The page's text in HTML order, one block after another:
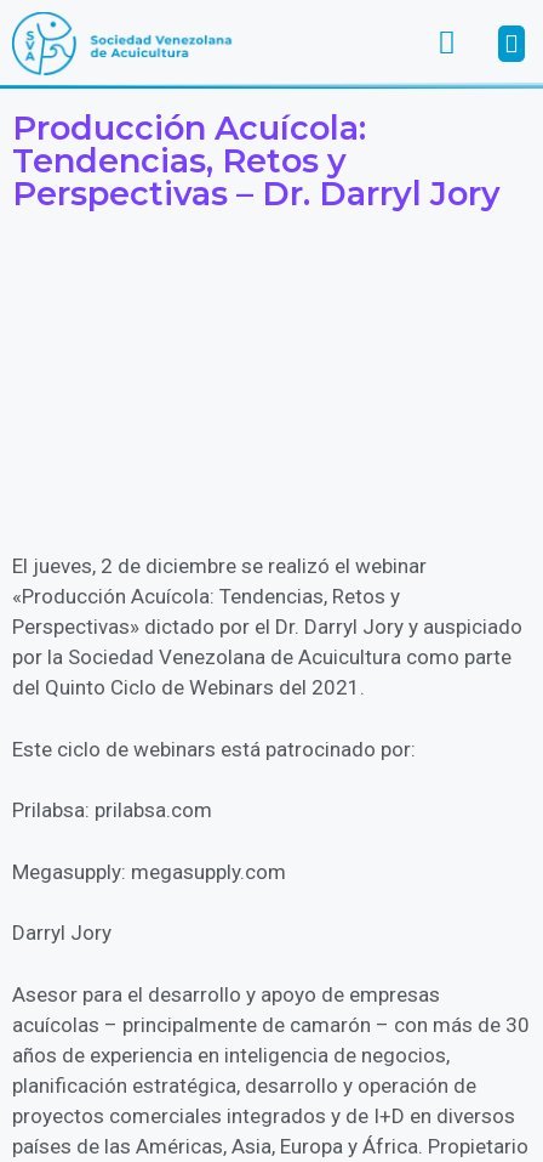
Producción Acuícola:
Tendencias, Retos y
Perspectivas – Dr. Darryl Jory
El jueves, 2 de diciembre se realizó el webinar
«Producción Acuícola: Tendencias, Retos y
Perspectivas» dictado por el Dr. Darryl Jory y auspiciado
por la Sociedad Venezolana de Acuicultura como parte
del Quinto Ciclo de Webinars del 2021.
Este ciclo de webinars está patrocinado por:
Prilabsa: prilabsa.com
Megasupply: megasupply.com
Darryl Jory
Asesor para el desarrollo y apoyo de empresas
acuícolas – principalmente de camarón – con más de 30
años de experiencia en inteligencia de negocios,
planificación estratégica, desarrollo y operación de
proyectos comerciales integrados y de I+D en diversos
países de las Américas, Asia, Europa y África. Propietario